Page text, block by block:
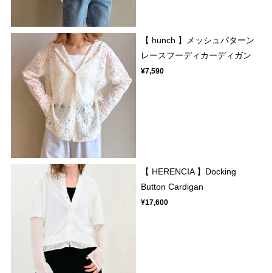
【 hunch 】メッシュパターン
レースフーディカーディガン
¥7,590
【 HERENCIA 】Docking
Button Cardigan
¥17,600